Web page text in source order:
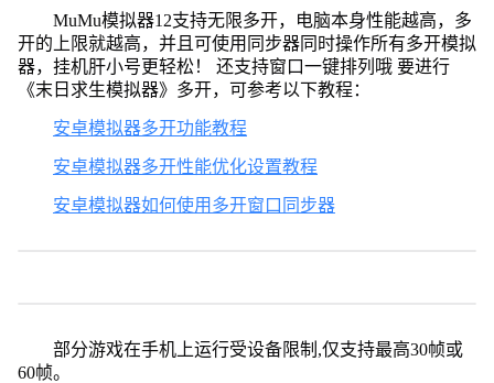
MuMu模拟器12支持无限多开，电脑本身性能越高，多
开的上限就越高，并且可使用同步器同时操作所有多开模拟
器，挂机肝小号更轻松！ 还支持窗口一键排列哦 要进行
《末日求生模拟器》多开，可参考以下教程：
安卓模拟器多开功能教程
安卓模拟器多开性能优化设置教程
安卓模拟器如何使用多开窗口同步器
部分游戏在手机上运行受设备限制,仅支持最高30帧或
60帧。